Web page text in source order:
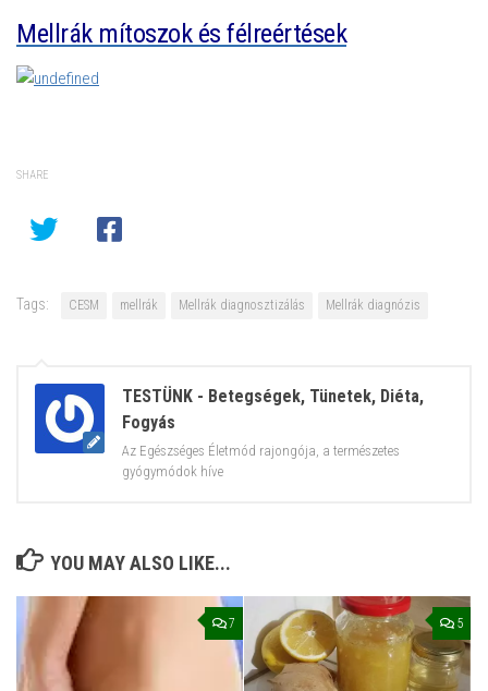
Mellrák mítoszok és félreértések
SHARE
Tags: CESM mellrák Mellrák diagnosztizálás Mellrák diagnózis
TESTÜNK - Betegségek, Tünetek, Diéta,
Fogyás
Az Egészséges Életmód rajongója, a természetes
gyógymódok híve
YOU MAY ALSO LIKE...
7 5